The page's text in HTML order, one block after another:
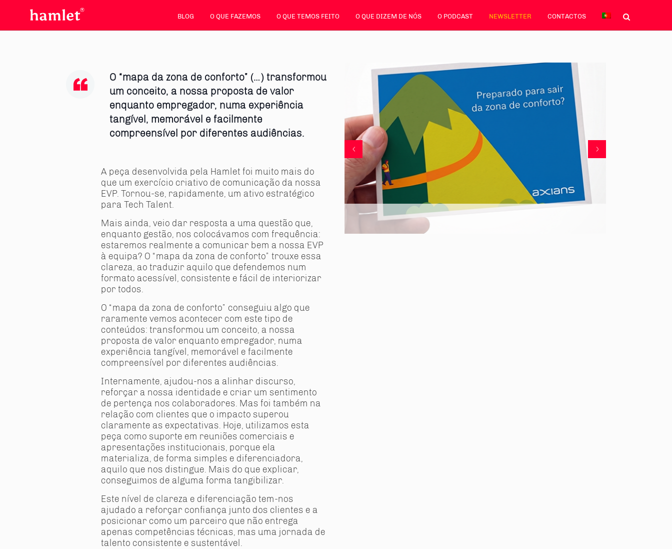
BLOG O QUE FAZEMOS O QUE TEMOS FEITO O QUE DIZEM DE NÓS O PODCAST NEWSLETTER CONTACTOS
O “mapa da zona de conforto” (…) transformou
um conceito, a nossa proposta de valor
enquanto empregador, numa experiência
tangível, memorável e facilmente
compreensível por diferentes audiências.
A peça desenvolvida pela Hamlet foi muito mais do
que um exercício criativo de comunicação da nossa
EVP. Tornou-se, rapidamente, um ativo estratégico
para Tech Talent.
Mais ainda, veio dar resposta a uma questão que,
enquanto gestão, nos colocávamos com frequência:
estaremos realmente a comunicar bem a nossa EVP
à equipa? O “mapa da zona de conforto” trouxe essa
clareza, ao traduzir aquilo que defendemos num
formato acessível, consistente e fácil de interiorizar
por todos.
O “mapa da zona de conforto” conseguiu algo que
raramente vemos acontecer com este tipo de
conteúdos: transformou um conceito, a nossa
proposta de valor enquanto empregador, numa
experiência tangível, memorável e facilmente
compreensível por diferentes audiências.
Internamente, ajudou-nos a alinhar discurso,
reforçar a nossa identidade e criar um sentimento
de pertença nos colaboradores. Mas foi também na
relação com clientes que o impacto superou
claramente as expectativas. Hoje, utilizamos esta
peça como suporte em reuniões comerciais e
apresentações institucionais, porque ela
materializa, de forma simples e diferenciadora,
aquilo que nos distingue. Mais do que explicar,
conseguimos de alguma forma tangibilizar.
Este nível de clareza e diferenciação tem-nos
ajudado a reforçar confiança junto dos clientes e a
posicionar como um parceiro que não entrega
apenas competências técnicas, mas uma jornada de
talento consistente e sustentável.